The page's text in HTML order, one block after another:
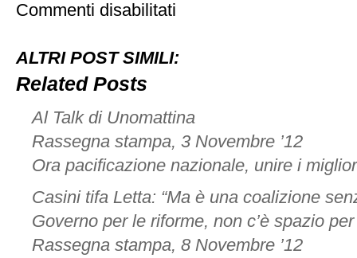
Commenti disabilitati
Novembre
ALTRI POST SIMILI:
Related Posts
Al Talk di Unomattina
Rassegna stampa, 3 Novembre ’12
Ora pacificazione nazionale, unire i
Casini tifa Letta: “Ma è una coalizione
Governo per le riforme, non c’è spazio
Rassegna stampa, 8 Novembre ’12